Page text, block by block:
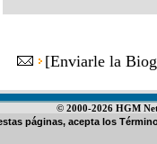
[Enviarle la
© 2000-2026 HGM
páginas, acepta los